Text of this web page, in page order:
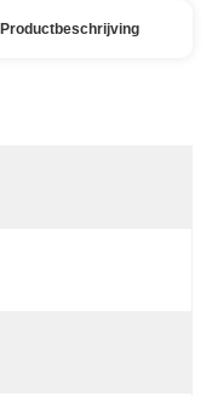
Productbeschrijving